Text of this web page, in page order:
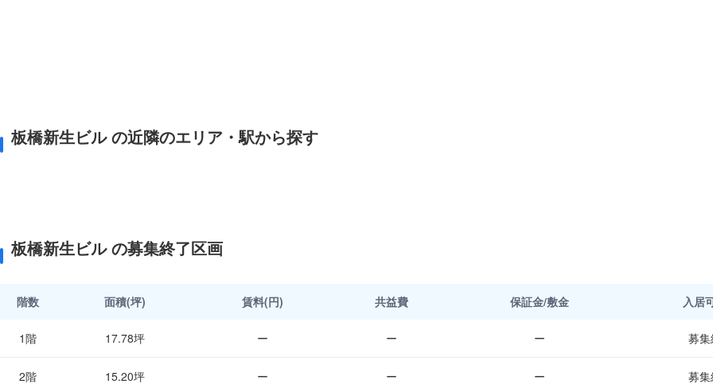
板橋新生ビル の近隣のエリア・駅から探す
板橋新生ビル の募集終了区画
階数 面積(坪) 賃料(円) 共益費 保証金/敷金 入居
1階 17.78坪 ー ー ー 募集
2階 15.20坪 ー ー ー 募集